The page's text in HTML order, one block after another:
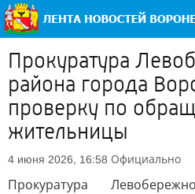
Прокуратура
района города
проверку по
жительницы
4 июня 2026, 16:58 Официально
Прокуратура